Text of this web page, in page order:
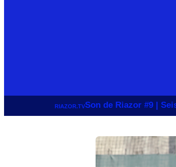
RIAZOR.TVSon de Riazor #9 |